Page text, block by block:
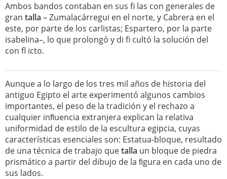
Ambos bandos contaban en sus fi las con generales de
gran talla – Zumalacárregui en el norte, y Cabrera en el
este, por parte de los carlistas; Espartero, por la parte
isabelina–, lo que prolongó y di fi cultó la solución del
con fl icto.
Aunque a lo largo de los tres mil años de historia del
antiguo Egipto el arte experimentó algunos cambios
importantes, el peso de la tradición y el rechazo a
cualquier inﬂuencia extranjera explican la relativa
uniformidad de estilo de la escultura egipcia, cuyas
características esenciales son: Estatua-bloque, resultado
de una técnica de trabajo quetalla un bloque de piedra
prismático a partir del dibujo de la ﬁgura en cada uno de
sus lados.